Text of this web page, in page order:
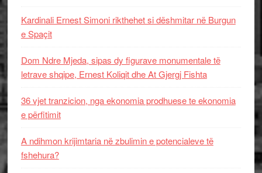
Kardinali Ernest Simoni rikthehet si dëshmitar në Burgun
e Spaçit
Dom Ndre Mjeda, sipas dy figurave monumentale të
letrave shqipe, Ernest Koliqit dhe At Gjergj Fishta
36 vjet tranzicion, nga ekonomia prodhuese te ekonomia
e përfitimit
A ndihmon krijimtaria në zbulimin e potencialeve të
fshehura?